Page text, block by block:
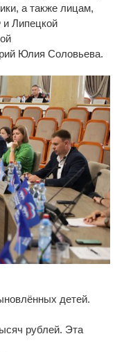
а также лицам,
и Липецкой
Юлия Соловьева.
детей.
рублей. Эта